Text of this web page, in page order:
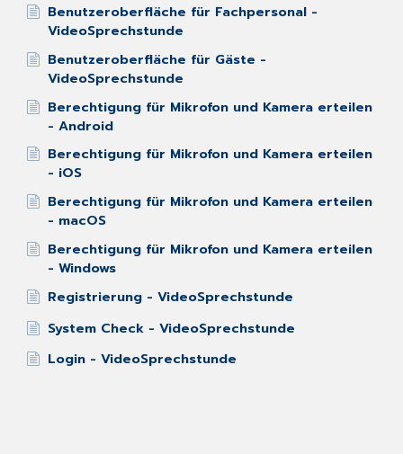
Benutzeroberfläche für Fachpersonal -
VideoSprechstunde
Benutzeroberfläche für Gäste -
VideoSprechstunde
Berechtigung für Mikrofon und Kamera erteilen
- Android
Berechtigung für Mikrofon und Kamera erteilen
- iOS
Berechtigung für Mikrofon und Kamera erteilen
- macOS
Berechtigung für Mikrofon und Kamera erteilen
- Windows
Registrierung - VideoSprechstunde
System Check - VideoSprechstunde
Login - VideoSprechstunde